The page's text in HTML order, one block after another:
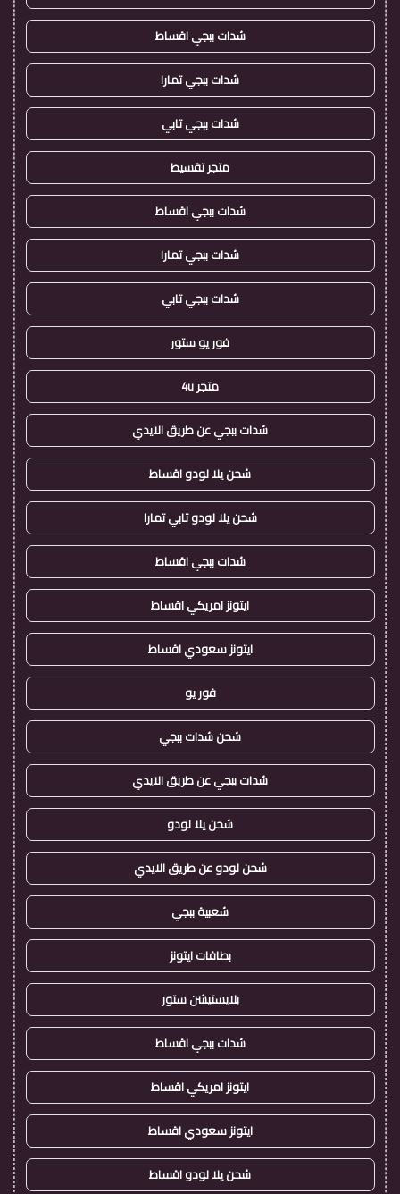
شدات ببجي اقساط
شدات ببجي تمارا
شدات ببجي تابي
متجر تقسيط
شدات ببجي اقساط
شدات ببجي تمارا
شدات ببجي تابي
فور يو ستور
متجر 4u
شدات ببجي عن طريق الايدي
شحن يلا لودو اقساط
شحن يلا لودو تابي تمارا
شدات ببجي اقساط
ايتونز امريكي اقساط
ايتونز سعودي اقساط
فور يو
شحن شدات ببجي
شدات ببجي عن طريق الايدي
شحن يلا لودو
شحن لودو عن طريق الايدي
شعبية ببجي
بطاقات ايتونز
بلايستيشن ستور
شدات ببجي اقساط
ايتونز امريكي اقساط
ايتونز سعودي اقساط
شحن يلا لودو اقساط